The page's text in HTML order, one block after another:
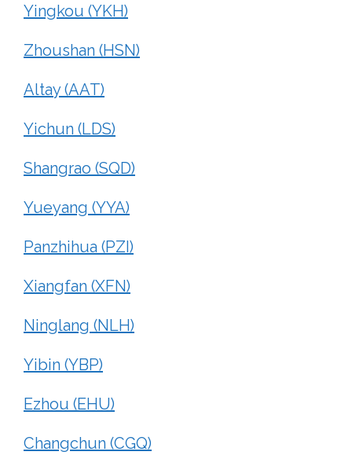
Yingkou (YKH)
Zhoushan (HSN)
Altay (AAT)
Yichun (LDS)
Shangrao (SQD)
Yueyang (YYA)
Panzhihua (PZI)
Xiangfan (XFN)
Ninglang (NLH)
Yibin (YBP)
Ezhou (EHU)
Changchun (CGQ)